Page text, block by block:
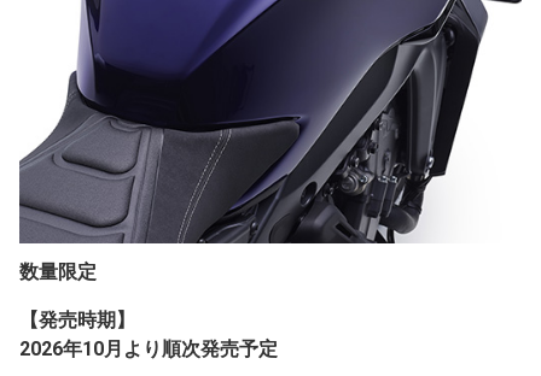
数量限定
【発売時期】
2026年10月より順次発売予定